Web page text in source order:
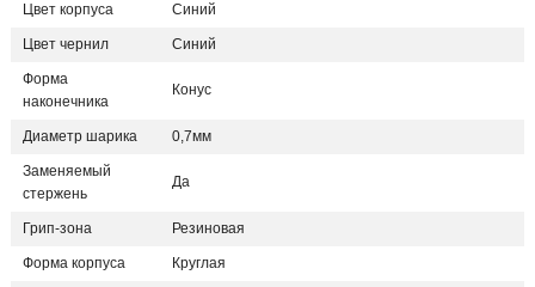
Цвет корпуса Синий
Цвет чернил Синий
Форма
наконечника
Конус
Диаметр шарика 0,7мм
Заменяемый
стержень
Да
Грип-зона Резиновая
Форма корпуса Круглая